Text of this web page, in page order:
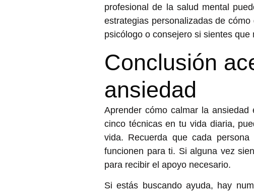
profesional de la salud mental
estrategias personalizadas de cómo
psicólogo o consejero si sientes
Conclusión
ansiedad
Aprender cómo calmar la ansiedad
cinco técnicas en tu vida diaria,
vida. Recuerda que cada
funcionen para ti. Si alguna vez
para recibir el apoyo necesario.
Si estás buscando ayuda, hay